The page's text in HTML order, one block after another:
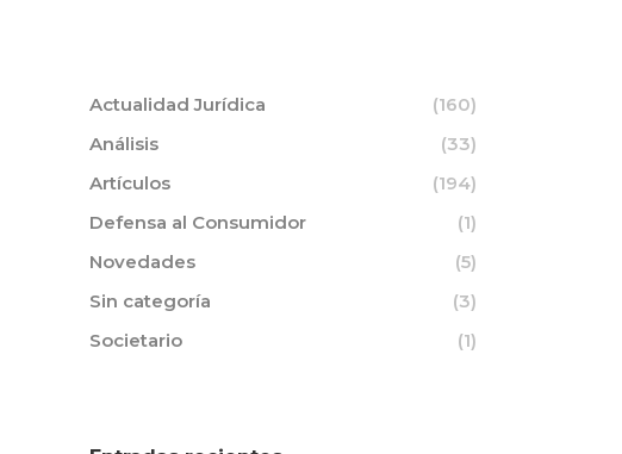
Actualidad Jurídica
(160)
Análisis
(33)
Artículos
(194)
Defensa al Consumidor
(1)
Novedades
(5)
Sin categoría
(3)
Societario
(1)